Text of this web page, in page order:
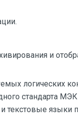
и
логических
стандарта
текстовые языки